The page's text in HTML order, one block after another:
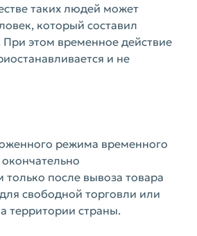
таких людей может
который составил
этом временное действие
и не
режима временного
после вывоза товара
свободной торговли или
территории страны.